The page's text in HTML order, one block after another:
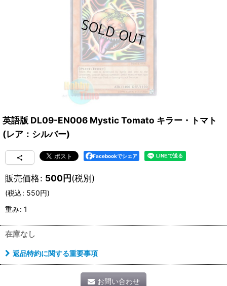
英語版 DL09-EN006 Mystic Tomato キラー・トマト
(レア：シルバー)
Facebookでシェア
販売価格: 500円(税別)
(税込: 550円)
重み: 1
在庫なし
返品特約に関する重要事項
お問い合わせ